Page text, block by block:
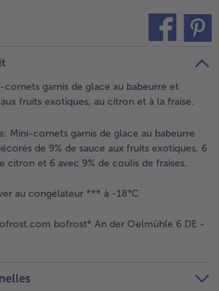
à l’achat de 7 menus au choix
garnis de glace au babeurre et
fruits exotiques, au citron et à la fraise.
Mini-cornets garnis de glace au babeurre
de 9% de sauce aux fruits exotiques, 6
citron et 6 avec 9% de coulis de fraises.
au congélateur *** à -18°C
bofrost* An der Oelmühle 6 DE -